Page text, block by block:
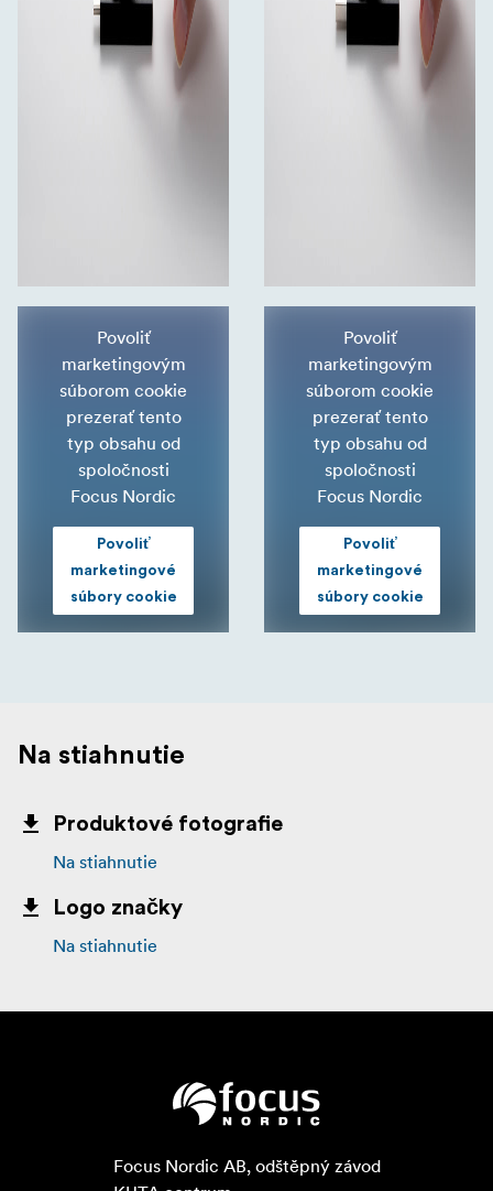
Povoliť
marketingovým
súborom cookie
prezerať tento
typ obsahu od
spoločnosti
Focus Nordic
Povoliť
marketingové
súbory cookie
Povoliť
marketingovým
súborom cookie
prezerať tento
typ obsahu od
spoločnosti
Focus Nordic
Povoliť
marketingové
súbory cookie
Na stiahnutie
Produktové fotografie
Na stiahnutie
Logo značky
Na stiahnutie
Focus Nordic AB, odštěpný závod